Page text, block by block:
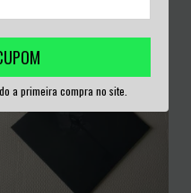
a primeira compra no site.
ESGOTADO